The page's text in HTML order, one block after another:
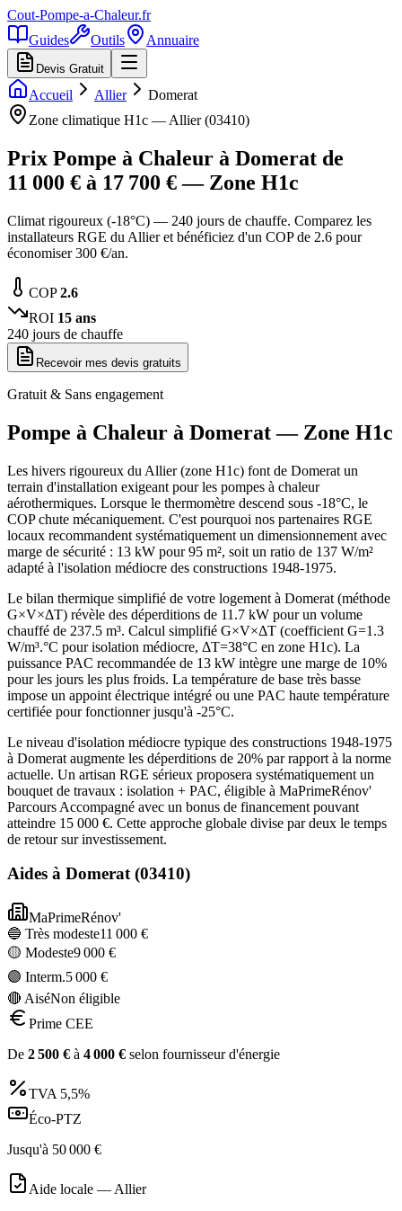
Cout-Pompe-a-Chaleur.fr
Guides
Outils Annuaire
Devis Gratuit
Accueil Allier
Domerat
Zone climatique H1c — Allier(03410)
Prix Pompe à Chaleur à Domerat de
11 000 € à 17 700 € — Zone H1c
Climat rigoureux (-18°C) — 240 jours de chauffe. Comparez les
installateurs RGE du Allier et bénéficiez d'un COP de 2.6 pour
économiser 300 €/an.
COP2.6
ROI 15 ans
240 jours de chauffe
Recevoir mes devis gratuits
Gratuit & Sans engagement
Pompe à Chaleur à Domerat— Zone H1c
Les hivers rigoureux du Allier (zone H1c) font de Domerat un
terrain d'installation exigeant pour les pompes à chaleur
aérothermiques. Lorsque le thermomètre descend sous -18°C, le
COP chute mécaniquement. C'est pourquoi nos partenaires RGE
locaux recommandent systématiquement un dimensionnement avec
marge de sécurité : 13 kW pour 95 m², soit un ratio de 137 W/m²
adapté à l'isolation médiocre des constructions 1948-1975.
Le bilan thermique simplifié de votre logement à Domerat (méthode
G×V×ΔT) révèle des déperditions de 11.7 kW pour un volume
chauffé de 237.5 m³. Calcul simplifié G×V×ΔT (coefficient G=1.3
W/m³.°C pour isolation médiocre, ΔT=38°C en zone H1c). La
puissance PAC recommandée de 13 kW intègre une marge de 10%
pour les jours les plus froids. La température de base très basse
impose un appoint électrique intégré ou une PAC haute température
certifiée pour fonctionner jusqu'à -25°C.
Le niveau d'isolation médiocre typique des constructions 1948-1975
à Domerat augmente les déperditions de 20% par rapport à la norme
actuelle. Un artisan RGE sérieux proposera systématiquement un
bouquet de travaux : isolation + PAC, éligible à MaPrimeRénov'
Parcours Accompagné avec un bonus de financement pouvant
atteindre 15 000 €. Cette approche globale divise par deux le temps
de retour sur investissement.
Aides à Domerat(03410)
MaPrimeRénov'
🔵 Très modeste11 000 €
🟡 Modeste9 000 €
🟣 Interm.5 000 €
🔴 AiséNon éligible
Prime CEE
De 2 500 € à 4 000 € selon fournisseur d'énergie
TVA 5,5%
Éco-PTZ
Jusqu'à 50 000 €
Aide locale — Allier